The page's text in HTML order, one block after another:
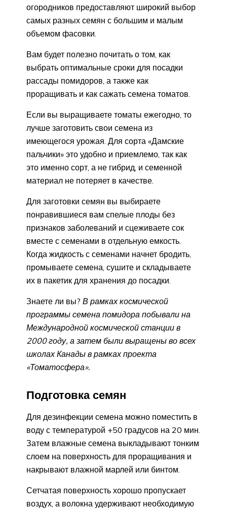
огородников предоставляют широкий выбор
самых разных семян с большим и малым
объемом фасовки.
Вам будет полезно почитать о том, как
выбрать оптимальные сроки для посадки
рассады помидоров, а также как
проращивать и как сажать семена томатов.
Если вы выращиваете томаты ежегодно, то
лучше заготовить свои семена из
имеющегося урожая. Для сорта «Дамские
пальчики» это удобно и приемлемо, так как
это именно сорт, а не гибрид, и семенной
материал не потеряет в качестве.
Для заготовки семян вы выбираете
понравившиеся вам спелые плоды без
признаков заболеваний и сцеживаете сок
вместе с семенами в отдельную емкость.
Когда жидкость с семенами начнет бродить,
промываете семена, сушите и складываете
их в пакетик для хранения до посадки.
Знаете ли вы? В рамках космической
программы семена помидора побывали на
Международной космической станции в
2000 году, а затем были выращены во всех
школах Канады в рамках проекта
«Томатосфера».
Подготовка семян
Для дезинфекции семена можно поместить в
воду с температурой +50 градусов на 20 мин.
Затем влажные семена выкладывают тонким
слоем на поверхность для проращивания и
накрывают влажной марлей или бинтом.
Сетчатая поверхность хорошо пропускает
воздух, а волокна удерживают необходимую